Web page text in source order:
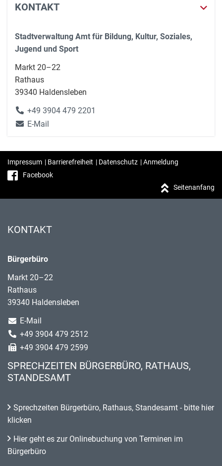
KONTAKT
Stadtverwaltung Amt für Bildung, Kultur, Soziales,
Jugend und Sport
Markt 20–22
Rathaus
39340 Haldensleben
+49 3904 479 2201
E-Mail
Impressum | Barrierefreiheit | Datenschutz |Anmeldung
Facebook
Seitenanfang
KONTAKT
Bürgerbüro
Markt 20–22
Rathaus
39340 Haldensleben
E-Mail
+49 3904 479 2512
+49 3904 479 2599
SPRECHZEITEN BÜRGERBÜRO, RATHAUS,
STANDESAMT
Sprechzeiten Bürgerbüro, Rathaus, Standesamt - bitte hier
klicken
Hier geht es zur Onlinebuchung von Terminen im
Bürgerbüro